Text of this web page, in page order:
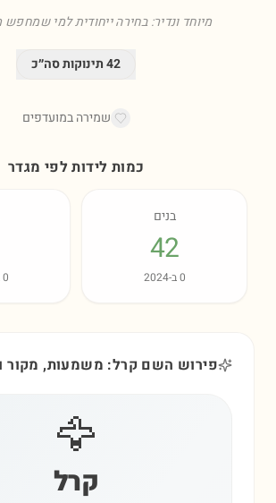
מיוחד ונדיר: בחירה ייחודית למי
42תינוקות סה״כ
שמירה במועדפים
כמות לידות לפי מגדר
בנים
42
0ב-2024
0
פירוש השם קרל: משמעות, מקור
🦅
קרל